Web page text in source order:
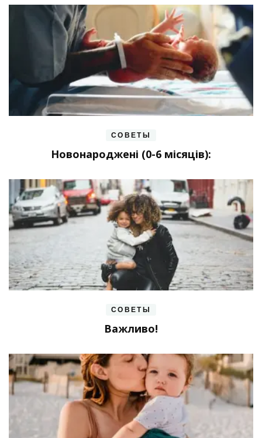
СОВЕТЫ
Новонароджені (0-6 місяців):
СОВЕТЫ
Важливо!